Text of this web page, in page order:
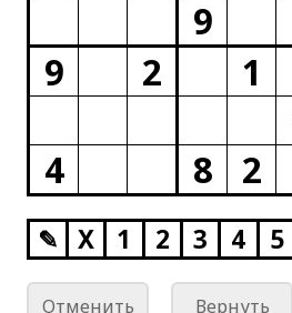
9
9
2 1
4
8 2
✎ X 1 2 3 4 5
Отменить Вернуть